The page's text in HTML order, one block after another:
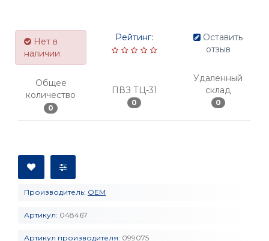
Нет в
наличии
Общее
количество
0
Рейтинг:
ПВЗ ТЦ-31
0
Оставить
отзыв
Удаленный
склад
0
Производитель: OEM
Артикул: 048467
Артикул производителя: 099075